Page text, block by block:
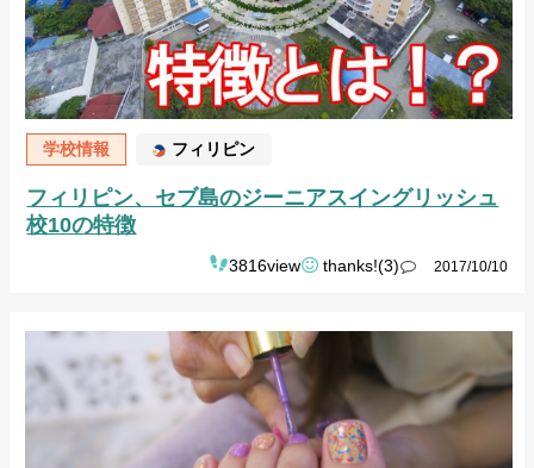
学校情報 フィリピン
フィリピン、セブ島のジーニアスイングリッシュ
校10の特徴
3816view thanks!(3) 2017/10/10